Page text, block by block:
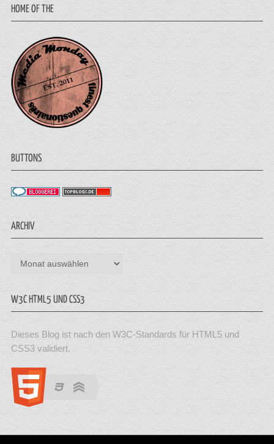
HOME OF THE
BUTTONS
ARCHIV
Archiv
W3C HTML5 UND CSS3
Dieses Blog ist nach den W3C-Standards für HTML5 und
CSS3 validiert.